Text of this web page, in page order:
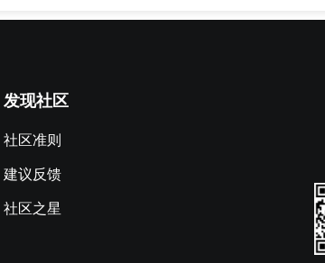
发现社区
社区准则
建议反馈
社区之星